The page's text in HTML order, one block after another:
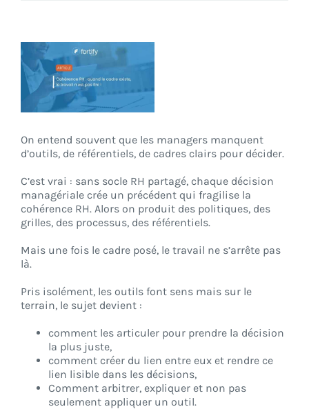
Voir
l'image
agrandie
On entend souvent que les managers manquent
d’outils, de référentiels, de cadres clairs pour décider.
C’est vrai : sans socle RH partagé, chaque décision
managériale crée un précédent qui fragilise la
cohérence RH. Alors on produit des politiques, des
grilles, des processus, des référentiels.
Mais une fois le cadre posé, le travail ne s’arrête pas
là.
Pris isolément, les outils font sens mais sur le
terrain, le sujet devient :
comment les articuler pour prendre la décision
la plus juste,
comment créer du lien entre eux et rendre ce
lien lisible dans les décisions,
Comment arbitrer, expliquer et non pas
seulement appliquer un outil.